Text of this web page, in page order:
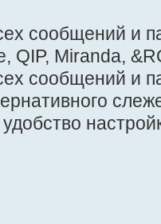
сообщений и
QIP, Miranda,
сообщений и